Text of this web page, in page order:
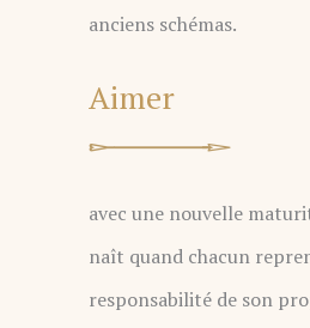
anciens schémas.
Aimer
avec une nouvelle
naît quand chacun
responsabilité de son